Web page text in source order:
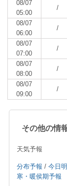
08/07
05:00
/
08/07
06:00
/
08/07
07:00
/
08/07
08:00
/
08/07
09:00
/
その他の情
天気予報
分布予報 / 今日
寒・暖侯期予報